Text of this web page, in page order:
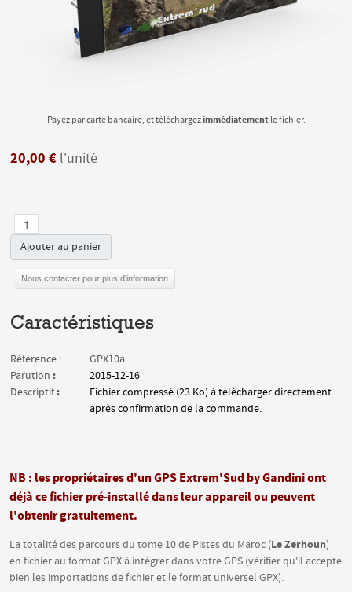
Payez par carte bancaire, et téléchargezimmédiatementle fichier.
20,00 € l'unité
Ajouter au panier
Nous contacter pour plus d'information
Caractéristiques
Référence :
GPX10a
Parution :
2015-12-16
Descriptif:
Fichier compressé (23 Ko) à télécharger directement
après confirmation de la commande.
NB : les propriétaires d'un GPS Extrem'Sud by Gandini ont
déjà ce fichier pré-installé dans leur appareil ou peuvent
l'obtenir gratuitement.
La totalité des parcours du tome 10 de Pistes du Maroc (Le Zerhoun)
en fichier au format GPX à intégrer dans votre GPS (vérifier qu'il accepte
bien les importations de fichier et le format universel GPX).